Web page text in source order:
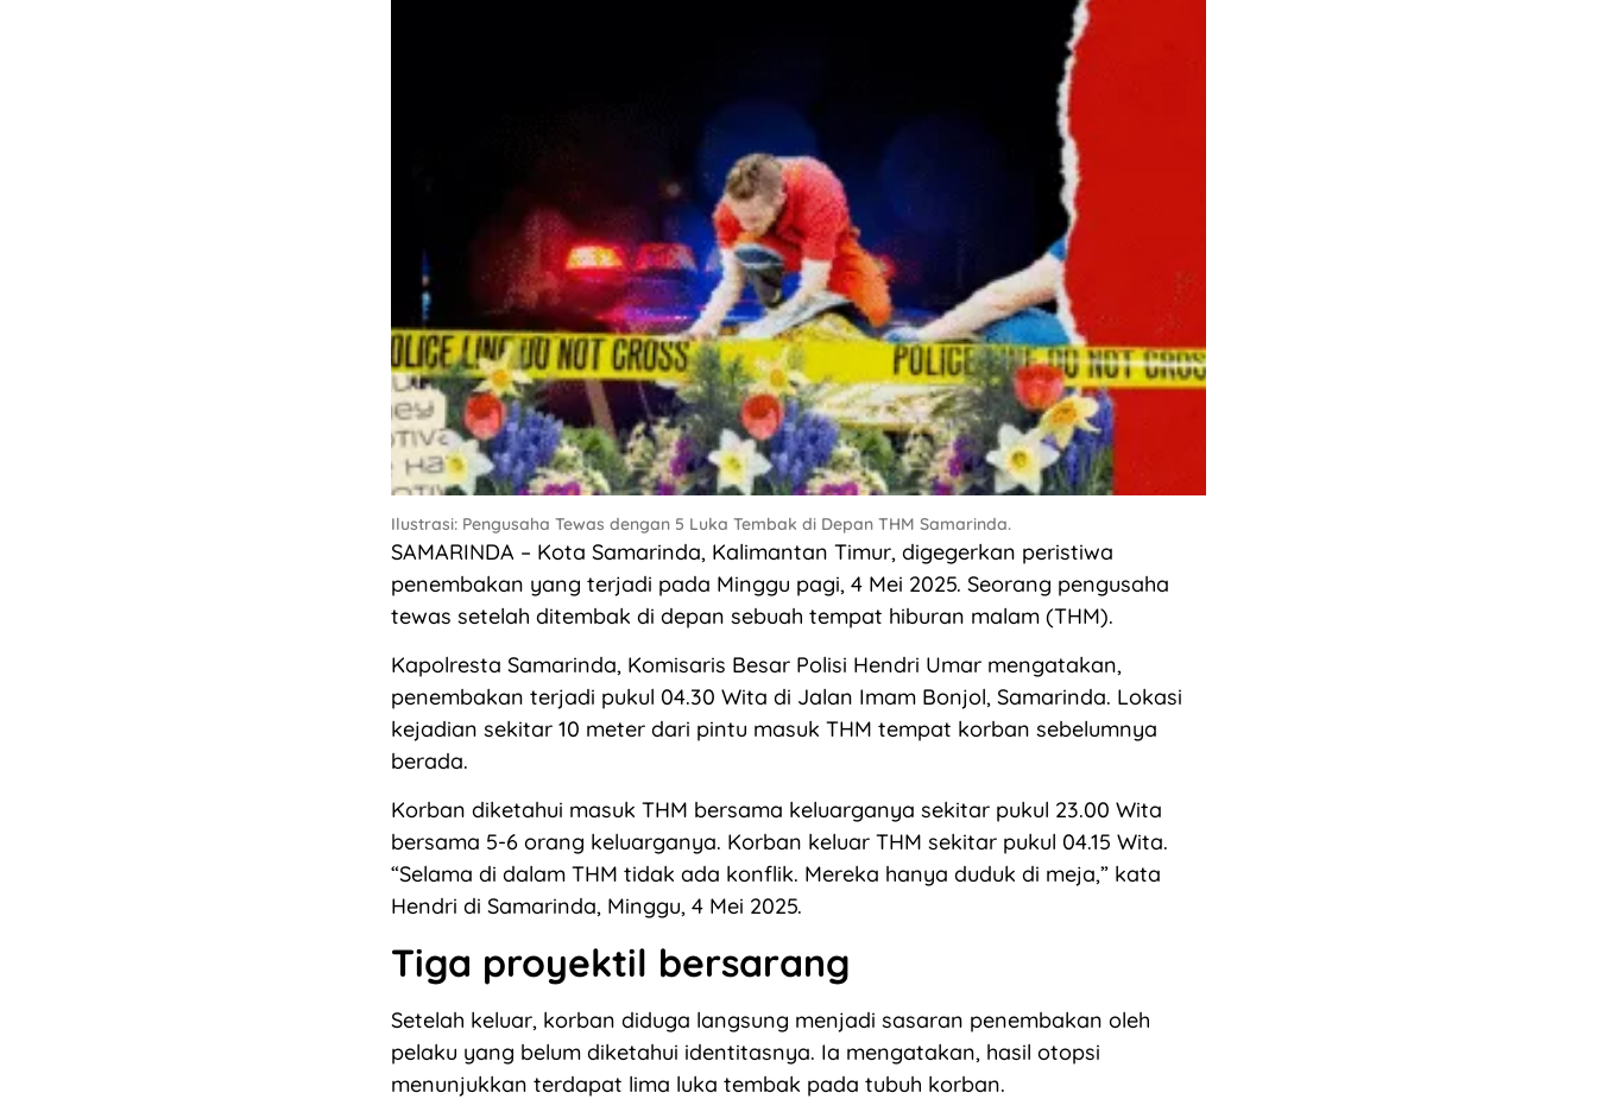
Ilustrasi: Pengusaha Tewas dengan 5 Luka Tembak di Depan THM Samarinda.
SAMARINDA – Kota Samarinda, Kalimantan Timur, digegerkan peristiwa
penembakan yang terjadi pada Minggu pagi, 4 Mei 2025. Seorang pengusaha
tewas setelah ditembak di depan sebuah tempat hiburan malam (THM).
Kapolresta Samarinda, Komisaris Besar Polisi Hendri Umar mengatakan,
penembakan terjadi pukul 04.30 Wita di Jalan Imam Bonjol, Samarinda. Lokasi
kejadian sekitar 10 meter dari pintu masuk THM tempat korban sebelumnya
berada.
Korban diketahui masuk THM bersama keluarganya sekitar pukul 23.00 Wita
bersama 5-6 orang keluarganya. Korban keluar THM sekitar pukul 04.15 Wita.
“Selama di dalam THM tidak ada konflik. Mereka hanya duduk di meja,” kata
Hendri di Samarinda, Minggu, 4 Mei 2025.
Tiga proyektil bersarang
Setelah keluar, korban diduga langsung menjadi sasaran penembakan oleh
pelaku yang belum diketahui identitasnya. Ia mengatakan, hasil otopsi
menunjukkan terdapat lima luka tembak pada tubuh korban.